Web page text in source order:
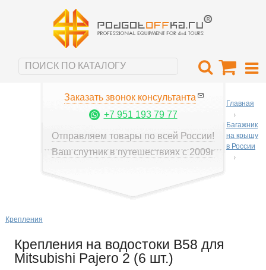
Заказать звонок консультанта
+7 951 193 79 77
Отправляем товары по всей России!
Ваш спутник в путешествиях с 2009г
Главная
Багажник
на крышу
в России
Крепления
Крепления на водостоки B58 для
Mitsubishi Pajero 2 (6 шт.)